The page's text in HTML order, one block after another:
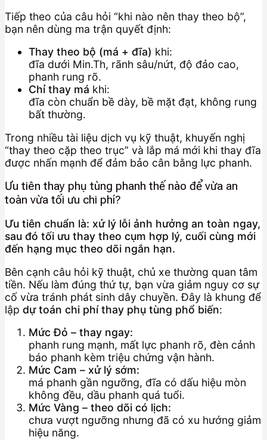
Tiếp theo của câu hỏi “khi nào nên thay theo bộ”,
bạn nên dùng ma trận quyết định:
Thay theo bộ (má + đĩa) khi:
đĩa dưới Min.Th, rãnh sâu/nứt, độ đảo cao,
phanh rung rõ.
Chỉ thay má khi:
đĩa còn chuẩn bề dày, bề mặt đạt, không rung
bất thường.
Trong nhiều tài liệu dịch vụ kỹ thuật, khuyến nghị
“thay theo cặp theo trục” và lắp má mới khi thay đĩa
được nhấn mạnh để đảm bảo cân bằng lực phanh.
Ưu tiên thay phụ tùng phanh thế nào để vừa an
toàn vừa tối ưu chi phí?
Ưu tiên chuẩn là: xử lý lỗi ảnh hưởng an toàn ngay,
sau đó tối ưu thay theo cụm hợp lý, cuối cùng mới
đến hạng mục theo dõi ngắn hạn.
Bên cạnh câu hỏi kỹ thuật, chủ xe thường quan tâm
tiền. Nếu làm đúng thứ tự, bạn vừa giảm nguy cơ sự
cố vừa tránh phát sinh dây chuyền. Đây là khung để
lập dự toán chi phí thay phụ tùng phổ biến:
Mức Đỏ – thay ngay:
phanh rung mạnh, mất lực phanh rõ, đèn cảnh
báo phanh kèm triệu chứng vận hành.
Mức Cam – xử lý sớm:
má phanh gần ngưỡng, đĩa có dấu hiệu mòn
không đều, dầu phanh quá tuổi.
Mức Vàng – theo dõi có lịch:
chưa vượt ngưỡng nhưng đã có xu hướng giảm
hiệu năng.